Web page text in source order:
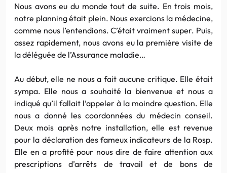
Nous avons eu du monde tout de suite. En trois mois,
notre planning était plein. Nous exercions la médecine,
comme nous l’entendions. C’était vraiment super. Puis,
assez rapidement, nous avons eu la première visite de
la déléguée de l’Assurance maladie…
Au début, elle ne nous a fait aucune critique. Elle était
sympa. Elle nous a souhaité la bienvenue et nous a
indiqué qu’il fallait l’appeler à la moindre question. Elle
nous a donné les coordonnées du médecin conseil.
Deux mois après notre installation, elle est revenue
pour la déclaration des fameux indicateurs de la Rosp.
Elle en a profité pour nous dire de faire attention aux
prescriptions d’arrêts de travail et de bons de